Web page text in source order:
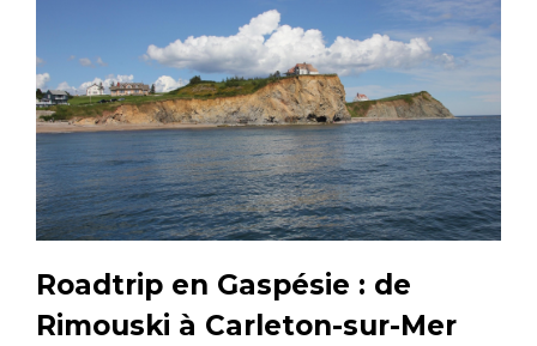
Roadtrip en Gaspésie : de
Rimouski à Carleton-sur-Mer